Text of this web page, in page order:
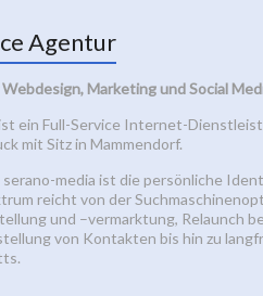
Agentur
Marketing und Social
ein Full-Service Internet-
mit Sitz in Mammendorf.
serano-media ist die persönliche
reicht von der
und –vermarktung, Relaunch
von Kontakten bis hin zu